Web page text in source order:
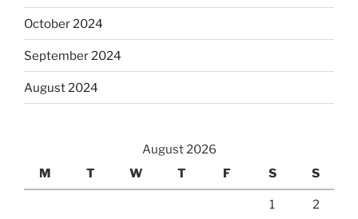
October 2024
September 2024
August 2024
August 2026
M
T W T F S S
1 2